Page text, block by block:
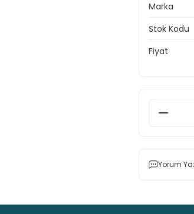
Marka
Stok Kodu
Fiyat
Yorum